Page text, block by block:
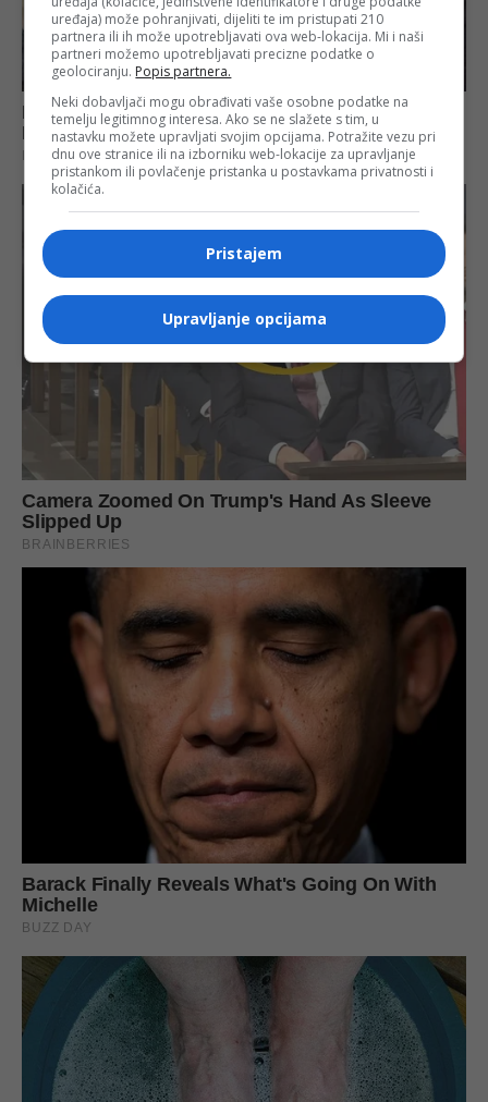
uređaja) može pohranjivati, dijeliti te im pristupati 210
partnera ili ih može upotrebljavati ova web-lokacija. Mi i naši
partneri možemo upotrebljavati precizne podatke o
geolociranju. Popis partnera.
Neki dobavljači mogu obrađivati vaše osobne podatke na
temelju legitimnog interesa. Ako se ne slažete s tim, u
nastavku možete upravljati svojim opcijama. Potražite vezu pri
dnu ove stranice ili na izborniku web-lokacije za upravljanje
pristankom ili povlačenje pristanka u postavkama privatnosti i
kolačića.
Pristajem
Upravljanje opcijama